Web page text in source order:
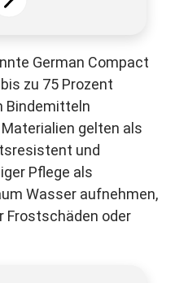
German Compact
zu 75 Prozent
Bindemitteln
gelten als
und
Pflege als
Wasser aufnehmen,
Frostschäden oder